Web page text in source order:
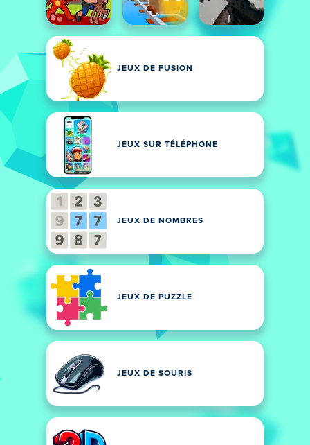
JEUX DE FUSION
JEUX SUR TÉLÉPHONE
JEUX DE NOMBRES
JEUX DE PUZZLE
JEUX DE SOURIS